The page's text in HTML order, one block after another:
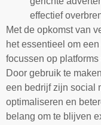
effectief
Met de opkomst van
het essentieel om
focussen op
Door gebruik te
een bedrijf zijn social
optimaliseren en
belang om te blijven